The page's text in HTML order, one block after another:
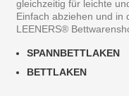
gleichzeitig für leichte
Einfach abziehen und in
LEENERS®
SPANNBETTLAKEN
BETTLAKEN